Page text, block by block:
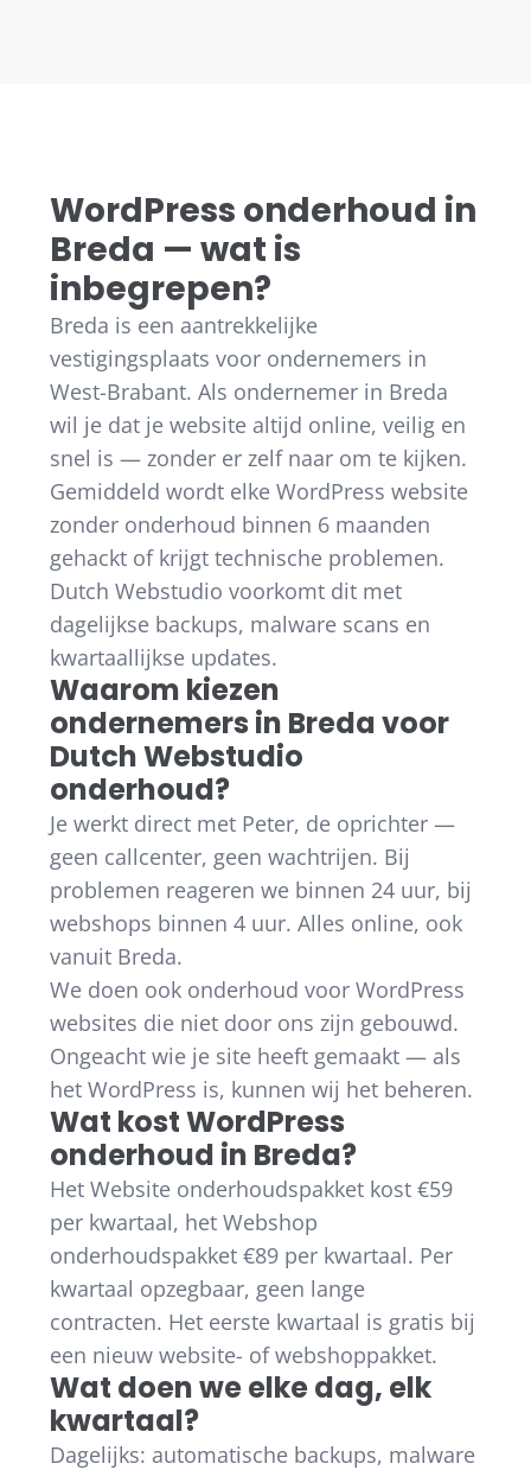
WordPress onderhoud in
Breda — wat is
inbegrepen?
Breda is een aantrekkelijke
vestigingsplaats voor ondernemers in
West-Brabant. Als ondernemer in Breda
wil je dat je website altijd online, veilig en
snel is — zonder er zelf naar om te kijken.
Gemiddeld wordt elke WordPress website
zonder onderhoud binnen 6 maanden
gehackt of krijgt technische problemen.
Dutch Webstudio voorkomt dit met
dagelijkse backups, malware scans en
kwartaallijkse updates.
Waarom kiezen
ondernemers in Breda voor
Dutch Webstudio
onderhoud?
Je werkt direct met Peter, de oprichter —
geen callcenter, geen wachtrijen. Bij
problemen reageren we binnen 24 uur, bij
webshops binnen 4 uur. Alles online, ook
vanuit Breda.
We doen ook onderhoud voor WordPress
websites die niet door ons zijn gebouwd.
Ongeacht wie je site heeft gemaakt — als
het WordPress is, kunnen wij het beheren.
Wat kost WordPress
onderhoud in Breda?
Het Website onderhoudspakket kost €59
per kwartaal, het Webshop
onderhoudspakket €89 per kwartaal. Per
kwartaal opzegbaar, geen lange
contracten. Het eerste kwartaal is gratis bij
een nieuw website- of webshoppakket.
Wat doen we elke dag, elk
kwartaal?
Dagelijks: automatische backups, malware